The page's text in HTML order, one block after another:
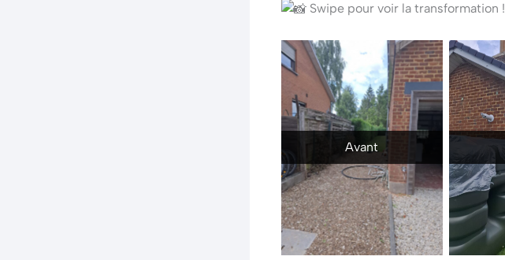
Swipe pour voir la transformation !
Avant